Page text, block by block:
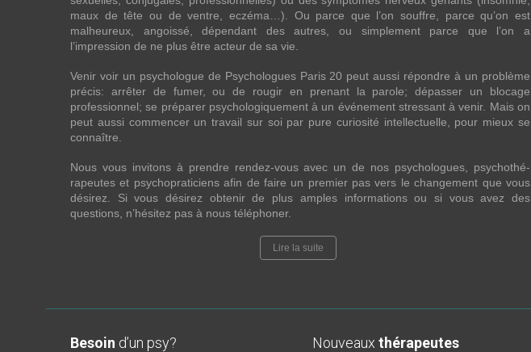
maux de tête ou de ventre, eczéma…). Ou parce que l’on souffre, parce qu’on est
malheureux, angoissé, dépendant des autres, ou simplement parce que l’on a
l’impression de ne plus être acteur de sa vie.
Venir voir un psychologue de Psychologues Paris 20 peut aussi répondre à un problème
précis: arrêter de fumer, ou de rougir en prenant la parole; dépasser un blocage
professionnel; se préparer psychologiquement à un événement stressant à venir. Mais on
peut aussi commencer un travail sur soi par pure curiosité intellectuelle, pour mieux se
connaître.
Nous vous invitons à prendre rendez-vous avec un de nos psychologues, psychothé-
rapeutes et psychopraticiens afin de faire un premier pas vers le changement que vous
désirez. Si vous désirez obtenir de plus amples informations ou si vous avez des
questions, n’hésitez pas à nous téléphoner.
Lire la suite
Besoin d’un psy? Nouveaux thérapeutes